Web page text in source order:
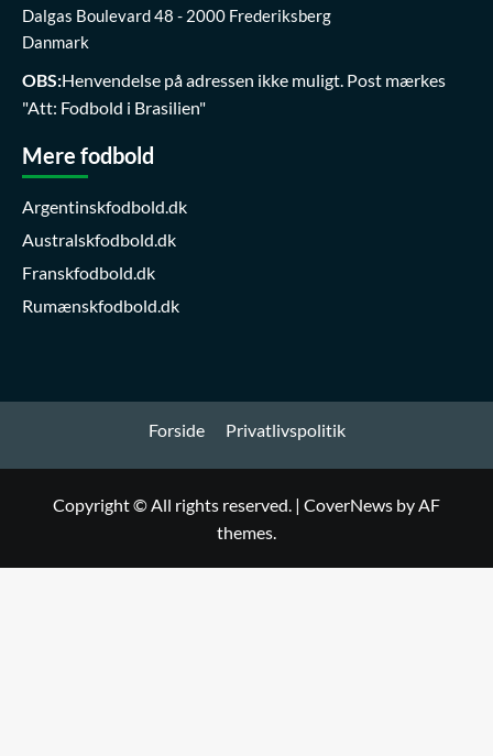
Dalgas Boulevard 48 - 2000 Frederiksberg
Danmark
OBS:Henvendelse på adressen ikke muligt. Post mærkes
"Att: Fodbold i Brasilien"
Mere fodbold
Argentinskfodbold.dk
Australskfodbold.dk
Franskfodbold.dk
Rumænskfodbold.dk
Forside Privatlivspolitik
Copyright © All rights reserved. | CoverNews by AF
themes.